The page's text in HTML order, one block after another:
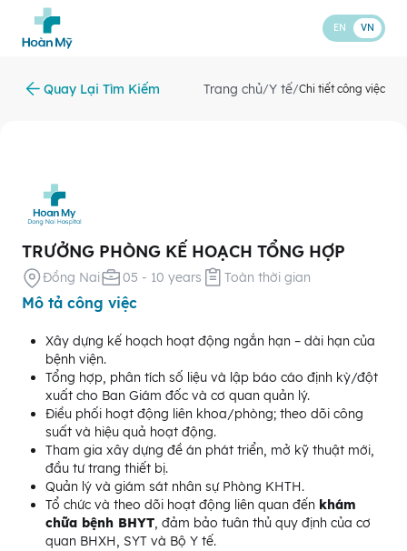
EN VN
Quay Lại Tìm Kiếm Trang chủ/Y tế/Chi tiết công việc
TRƯỞNG PHÒNG KẾ HOẠCH TỔNG HỢP
Đồng Nai 05 - 10 years Toàn thời gian
Mô tả công việc
Xây dựng kế hoạch hoạt động ngắn hạn – dài hạn của
bệnh viện.
Tổng hợp, phân tích số liệu và lập báo cáo định kỳ/đột
xuất cho Ban Giám đốc và cơ quan quản lý.
Điều phối hoạt động liên khoa/phòng; theo dõi công
suất và hiệu quả hoạt động.
Tham gia xây dựng đề án phát triển, mở kỹ thuật mới,
đầu tư trang thiết bị.
Quản lý và giám sát nhân sự Phòng KHTH.
Tổ chức và theo dõi hoạt động liên quan đến khám
chữa bệnh BHYT, đảm bảo tuân thủ quy định của cơ
quan BHXH, SYT và Bộ Y tế.